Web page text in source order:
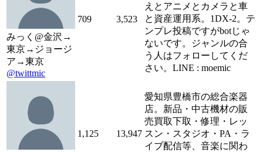
みっく@金沢→
東京→ジョージ
ア→東京
@twittmic
709 3,523
えとアニメとカメラと車
と資産運用系。1DX-2。テ
ンプレ投稿ですがbotじゃ
ないです。ジャンルの合
う人はフォローしてくだ
さい。LINE : moemic
1,125 13,947
愛知県豊橋市の総合楽器
店。新品・中古機材の販
売買取下取・修理・レッ
スン・スタジオ・PA・ラ
イブ配信等、音楽に関わ